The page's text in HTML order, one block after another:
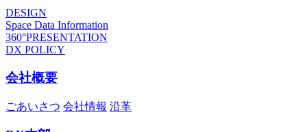
DESIGN
Space Data Information
360°PRESENTATION
DX POLICY
会社概要
ごあいさつ 会社情報 沿革